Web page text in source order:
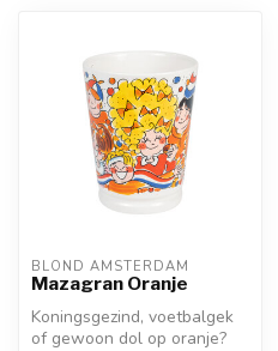
BLOND AMSTERDAM
Mazagran Oranje
Koningsgezind, voetbalgek
of gewoon dol op oranje?